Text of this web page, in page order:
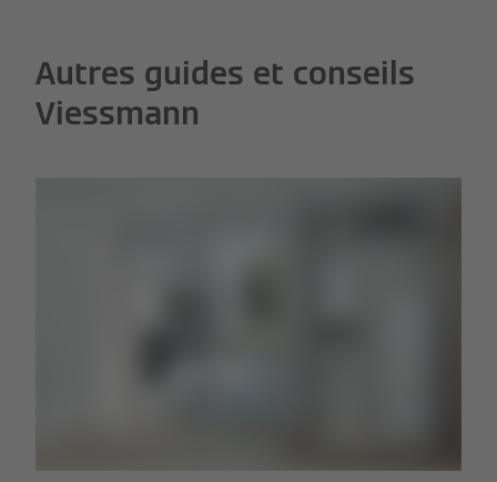
Autres guides et conseils
Viessmann